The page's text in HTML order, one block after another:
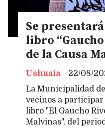
Se
libro
de la Causa
Ushuaia
22/08/
La Municipalidad
vecinos a
libro "El Gaucho
Malvinas", del